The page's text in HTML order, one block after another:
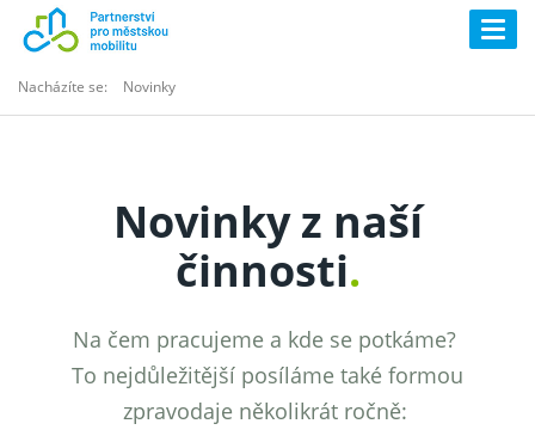
Nacházíte se: Novinky
Novinky z naší
činnosti.
Na čem pracujeme a kde se potkáme?
To nejdůležitější posíláme také formou
zpravodaje několikrát ročně: